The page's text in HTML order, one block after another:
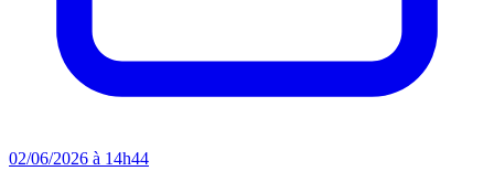
02/06/2026 à 14h44